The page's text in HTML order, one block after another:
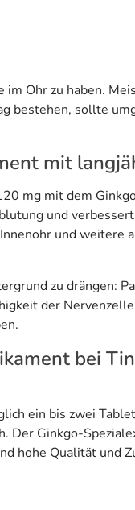
Ohr zu haben.
bestehen, sollte
mit
mg mit dem
und
und weitere
zu drängen:
der
bei
ein bis zwei
Ginkgo-
hohe Qualität und